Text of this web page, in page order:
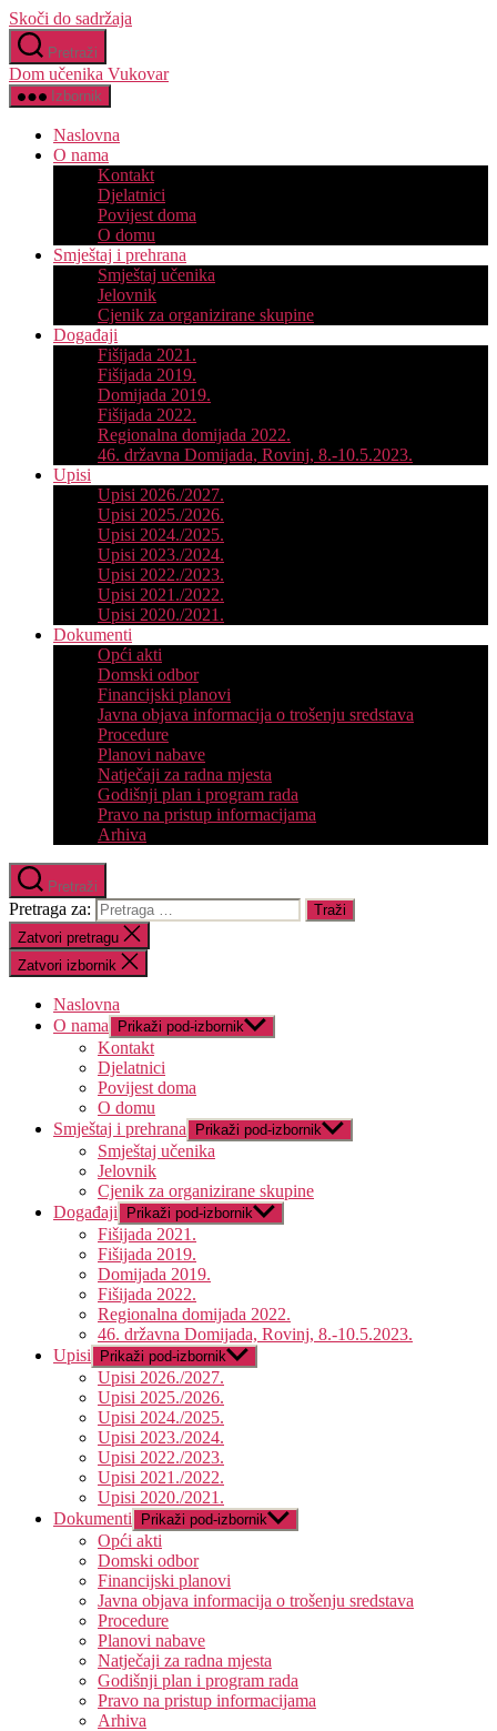
Skoči do sadržaja
Pretraži
Dom učenika Vukovar
Izbornik
Naslovna
O nama
Kontakt
Djelatnici
Povijest doma
O domu
Smještaj i prehrana
Smještaj učenika
Jelovnik
Cjenik za organizirane skupine
Događaji
Fišijada 2021.
Fišijada 2019.
Domijada 2019.
Fišijada 2022.
Regionalna domijada 2022.
46. državna Domijada, Rovinj, 8.-10.5.2023.
Upisi
Upisi 2026./2027.
Upisi 2025./2026.
Upisi 2024./2025.
Upisi 2023./2024.
Upisi 2022./2023.
Upisi 2021./2022.
Upisi 2020./2021.
Dokumenti
Opći akti
Domski odbor
Financijski planovi
Javna objava informacija o trošenju sredstava
Procedure
Planovi nabave
Natječaji za radna mjesta
Godišnji plan i program rada
Pravo na pristup informacijama
Arhiva
Pretraži
Pretraga za:
Zatvori pretragu
Zatvori izbornik
Naslovna
O nama
Prikaži pod-izbornik
Kontakt
Djelatnici
Povijest doma
O domu
Smještaj i prehrana
Prikaži pod-izbornik
Smještaj učenika
Jelovnik
Cjenik za organizirane skupine
Događaji
Prikaži pod-izbornik
Fišijada 2021.
Fišijada 2019.
Domijada 2019.
Fišijada 2022.
Regionalna domijada 2022.
46. državna Domijada, Rovinj, 8.-10.5.2023.
Upisi
Prikaži pod-izbornik
Upisi 2026./2027.
Upisi 2025./2026.
Upisi 2024./2025.
Upisi 2023./2024.
Upisi 2022./2023.
Upisi 2021./2022.
Upisi 2020./2021.
Dokumenti
Prikaži pod-izbornik
Opći akti
Domski odbor
Financijski planovi
Javna objava informacija o trošenju sredstava
Procedure
Planovi nabave
Natječaji za radna mjesta
Godišnji plan i program rada
Pravo na pristup informacijama
Arhiva